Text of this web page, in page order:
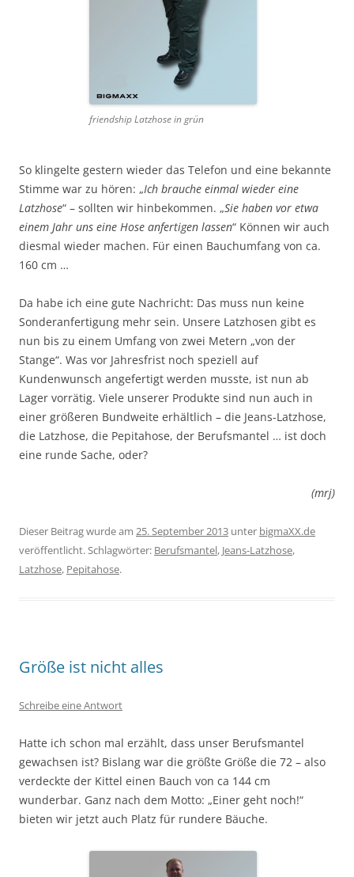
friendship Latzhose in grün
So klingelte gestern wieder das Telefon und eine bekannte
Stimme war zu hören: „Ich brauche einmal wieder eine
Latzhose“ – sollten wir hinbekommen. „Sie haben vor etwa
einem Jahr uns eine Hose anfertigen lassen“ Können wir auch
diesmal wieder machen. Für einen Bauchumfang von ca.
160 cm …
Da habe ich eine gute Nachricht: Das muss nun keine
Sonderanfertigung mehr sein. Unsere Latzhosen gibt es
nun bis zu einem Umfang von zwei Metern „von der
Stange“. Was vor Jahresfrist noch speziell auf
Kundenwunsch angefertigt werden musste, ist nun ab
Lager vorrätig. Viele unserer Produkte sind nun auch in
einer größeren Bundweite erhältlich – die Jeans-Latzhose,
die Latzhose, die Pepitahose, der Berufsmantel … ist doch
eine runde Sache, oder?
(mrj)
Dieser Beitrag wurde am 25. September 2013 unter bigmaXX.de
veröffentlicht. Schlagwörter: Berufsmantel, Jeans-Latzhose,
Latzhose, Pepitahose.
Größe ist nicht alles
Schreibe eine Antwort
Hatte ich schon mal erzählt, dass unser Berufsmantel
gewachsen ist? Bislang war die größte Größe die 72 – also
verdeckte der Kittel einen Bauch von ca 144 cm
wunderbar. Ganz nach dem Motto: „Einer geht noch!“
bieten wir jetzt auch Platz für rundere Bäuche.